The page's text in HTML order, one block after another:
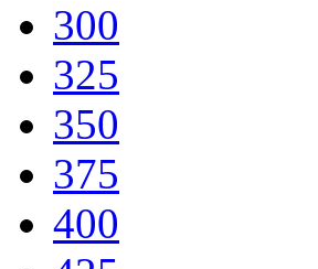
300
325
350
375
400